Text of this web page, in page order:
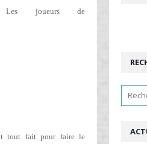
joueurs de
tout fait pour faire le